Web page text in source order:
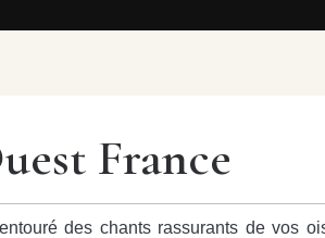
France
des chants rassurants de vos